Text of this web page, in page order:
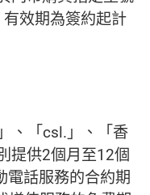
效期為簽約起計
、「csl.」、「香
提供2個月至12個
電話服務的合約期